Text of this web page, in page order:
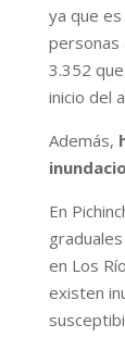
ya que
personas
3.352
inicio del
Además,
En
en Los
existen